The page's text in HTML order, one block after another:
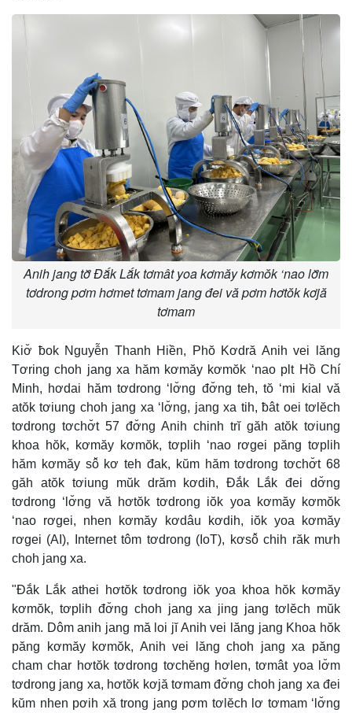
Anih jang tơ̆ Đắk Lắk tơmât yoa kơmăy kơmŏk ‘nao lơ̆m
tơdrong pơm hơmet tơmam jang đei vă pơm hơtŏk kơjă
tơmam
Kiơ̆ ƀok Nguyễn Thanh Hiền, Phŏ Kơdră Anih vei lăng
Tơring choh jang xa hăm kơmăy kơmŏk ‘nao plt Hồ Chí
Minh, hơdai hăm tơdrong ‘lơ̆ng đơ̆ng teh, tŏ ‘mi kial vă
atŏk tơiung choh jang xa ‘lơ̆ng, jang xa tih, ƀât oei tơlĕch
tơdrong tơchơ̆t 57 đơ̆ng Anih chinh trĭ găh atŏk tơiung
khoa hŏk, kơmăy kơmŏk, tơplih ‘nao rơgei păng tơplih
hăm kơmăy sô̆ kơ teh đak, kŭm hăm tơdrong tơchơ̆t 68
găh atŏk tơiung mŭk drăm kơdih, Đắk Lắk đei dơ̆ng
tơdrong ‘lơ̆ng vă hơtŏk tơdrong iŏk yoa kơmăy kơmŏk
‘nao rơgei, nhen kơmăy kơdâu kơdih, iŏk yoa kơmăy
rơgei (AI), Internet tôm tơdrong (IoT), kơsô̆ chih răk mưh
choh jang xa.
"Đắk Lắk athei hơtŏk tơdrong iŏk yoa khoa hŏk kơmăy
kơmŏk, tơplih đơ̆ng choh jang xa jing jang tơlĕch mŭk
drăm. Dôm anih jang mă loi jĭ Anih vei lăng jang Khoa hŏk
păng kơmăy kơmŏk, Anih vei lăng choh jang xa păng
cham char hơtŏk tơdrong tơchĕng hơlen, tơmât yoa lơ̆m
tơdrong jang xa, hơtŏk kơjă tơmam đơ̆ng choh jang xa đei
kŭm nhen pơih xă trong jang pơm tơlĕch lơ tơmam ‘lơ̆ng